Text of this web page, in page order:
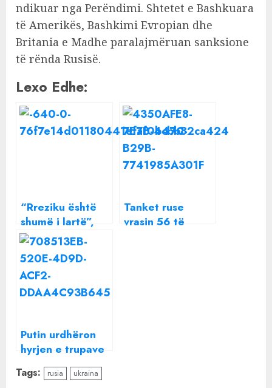
ndikuar nga Perëndimi. Shtetet e Bashkuara
të Amerikës, Bashkimi Evropian dhe
Britania e Madhe paralajmëruan sanksione
të rënda Rusisë.
Lexo Edhe:
“Rreziku është
shumë i lartë”,
paralajmëron
Biden: Rusia e
përgatitur për ta
sulmuar Ukrainën
Tanket ruse
vrasin 56 të
Putin urdhëron
hyrjen e trupave
ruse në Ukrainën
Lindore
Tags: rusia ukraina